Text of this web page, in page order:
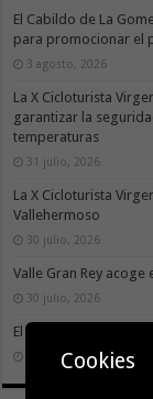
El Cabildo de La
para promocionar el
3 agosto, 2026
La X Cicloturista
garantizar la
temperaturas
31 julio, 2026
La X Cicloturista
Vallehermoso
30 julio, 2026
Valle Gran Rey
30 julio, 2026
El II torneo
27 julio, 2026
Cookies